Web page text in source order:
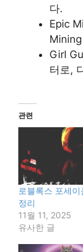
다.
Epic
Girl
터로,
관련
로블록스 포세이
정리
11월 11, 2025
유사한 글